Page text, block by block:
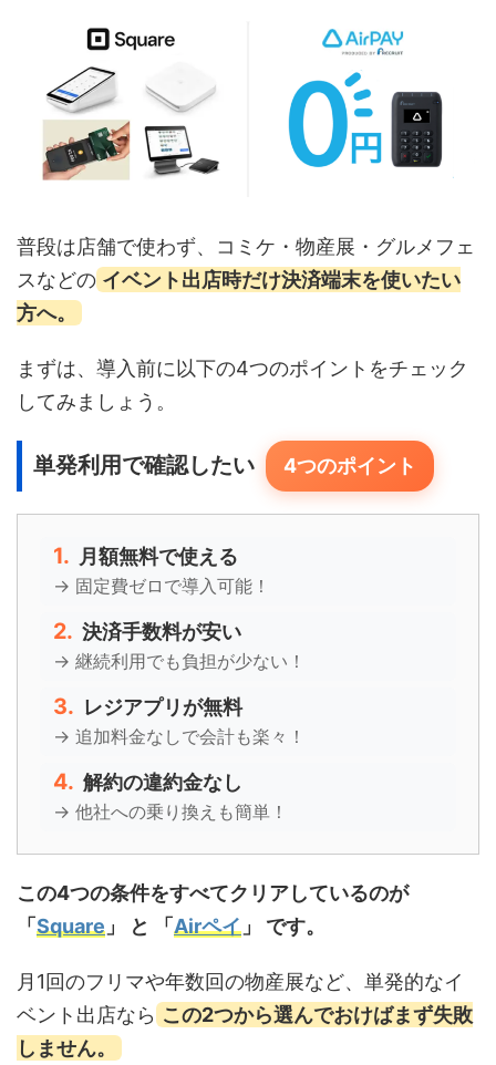
普段は店舗で使わず、コミケ・物産展・グルメフェ
スなどの イベント出店時だけ決済端末を使いたい
方へ。
まずは、導入前に以下の4つのポイントをチェック
してみましょう。
単発利用で確認したい 4つのポイント
1. 月額無料で使える
→ 固定費ゼロで導入可能！
2. 決済手数料が安い
→ 継続利用でも負担が少ない！
3. レジアプリが無料
→ 追加料金なしで会計も楽々！
4. 解約の違約金なし
→ 他社への乗り換えも簡単！
この4つの条件をすべてクリアしているのが
「 Square 」 と 「 Airペイ 」 です。
月1回のフリマや年数回の物産展など、単発的なイ
ベント出店なら この2つから選んでおけばまず失敗
しません。